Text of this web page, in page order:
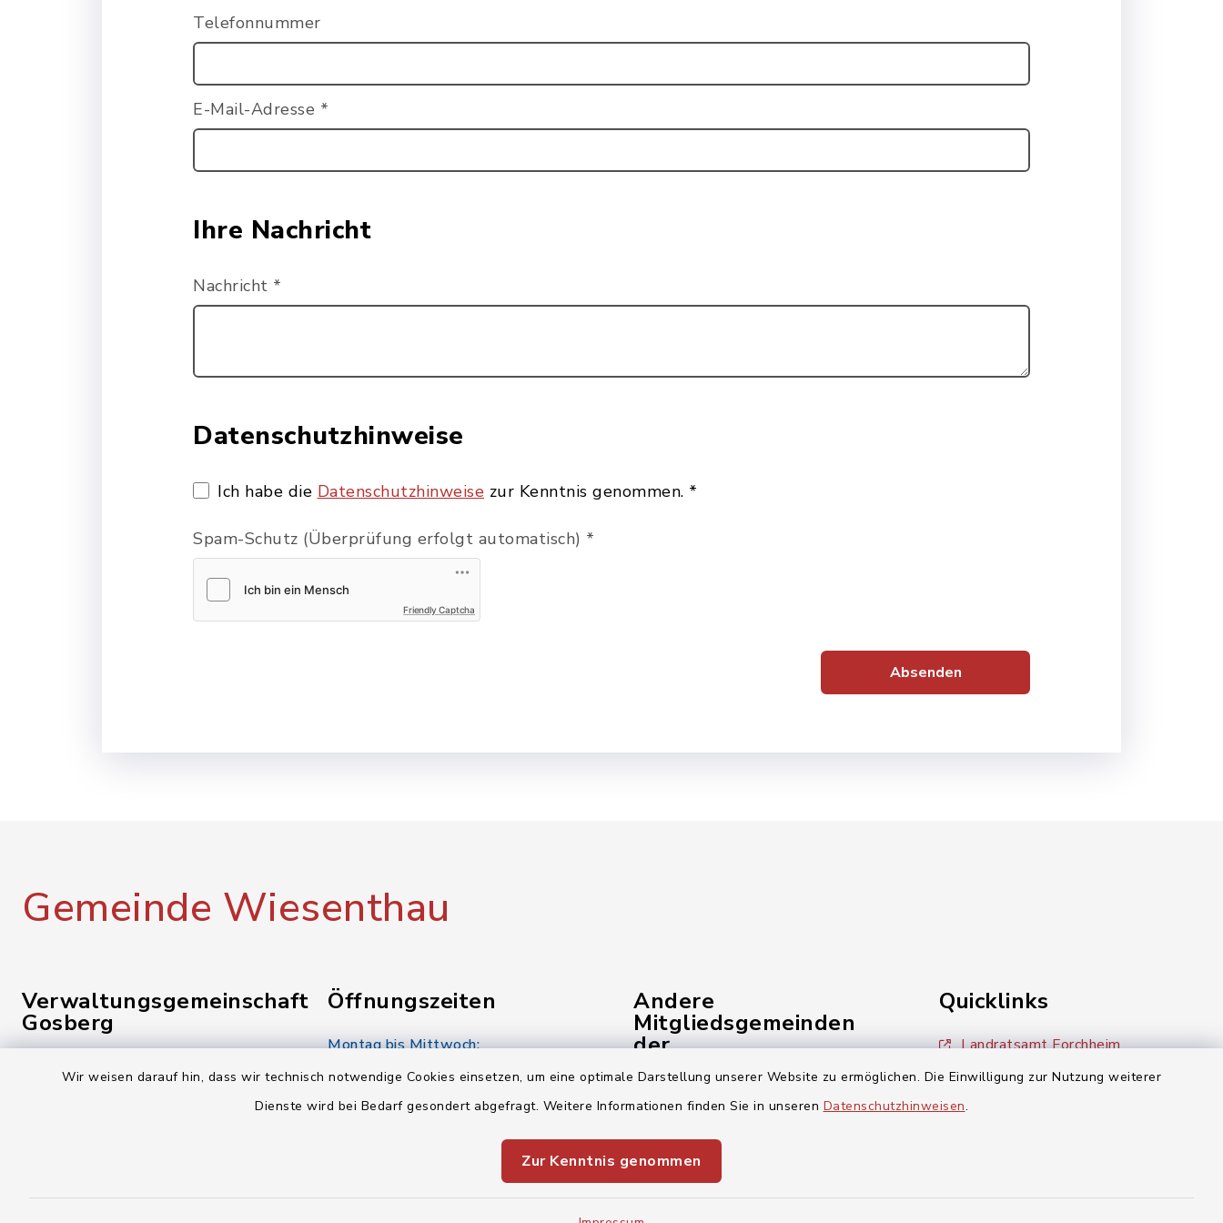
Wir weisen darauf hin, dass wir technisch notwendige Cookies einsetzen, um eine optimale Darstellung unserer Website zu ermöglichen. Die Einwilligung zur Nutzung weiterer
Dienste wird bei Bedarf gesondert abgefragt. Weitere Informationen finden Sie in unseren Datenschutzhinweisen.
Zur Kenntnis genommen
Telefonnummer
E-Mail-Adresse *
Ihre Nachricht
Nachricht *
Datenschutzhinweise
Ich habe die Datenschutzhinweise zur Kenntnis genommen. *
Spam-Schutz (Überprüfung erfolgt automatisch) *
Friendly Captcha
Absenden
Gemeinde Wiesenthau
Verwaltungsgemeinschaft
Gosberg
Reuther Str. 1
poststelle@vg-gosberg.de
Öffnungszeiten
Montag bis Mittwoch:
08.00-12.00 Uhr
Donnerstag:
Andere
Mitgliedsgemeinden
der
Verwaltungsgemeinschaft
Gemeinde Kunreuth
Gemeinde Pinzberg
Verwaltungsgemeinschaft Gosberg
Quicklinks
Landratsamt Forchheim
BayernPortal